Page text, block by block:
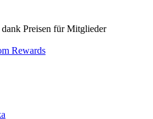
Preisen für Mitglieder
Rewards